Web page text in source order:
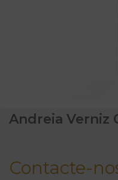
Andreia Verniz
Contacte-